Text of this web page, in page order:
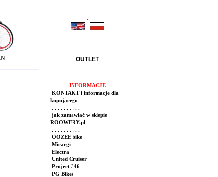
.
OUTLET
INFORMACJE
KONTAKT i informacje dla
kupującego
. . . . . . . . . .
jak zamawiać w sklepie
ROOWERY.pl
. . . . . . . . . .
OOZEE bike
Micargi
Electra
United Cruiser
Project 346
PG Bikes